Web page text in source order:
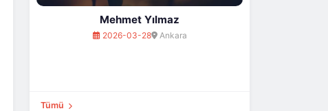
Ayşe Demir
2026-03-30 İstanbul
Tümü